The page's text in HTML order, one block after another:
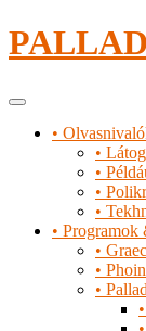
Tartalomhoz
Elsődleges
•
•
•
•
•
•
•
•
•